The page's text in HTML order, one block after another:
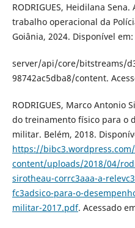
RODRIGUES, Heidilana
trabalho operacional da
Goiânia, 2024. Disponível em:
server/api/core/bitstreams/
98742ac5dba8/content.
RODRIGUES, Marco Antonio
do treinamento físico para o
militar. Belém, 2018.
https://
content/uploads/2018/04/
sirotheau-corrc3aaa-a-
fc3adsico-para-o-
militar-2017.pdf. Acessado